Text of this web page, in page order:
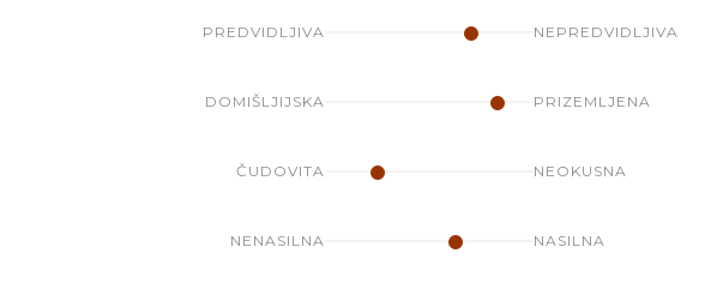
PREDVIDLJIVA NEPREDVIDLJIVA
DOMIŠLJIJSKA PRIZEMLJENA
ČUDOVITA NEOKUSNA
NENASILNA NASILNA